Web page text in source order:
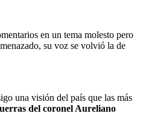
en un tema molesto pero
su voz se volvió la de
una visión del país que las más
del coronel Aureliano